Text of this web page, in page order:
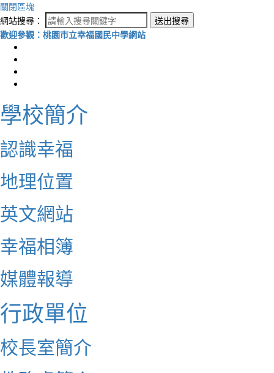
關閉區塊
網站搜尋：
送出搜尋
歡迎參觀：桃園市立幸福國民中學網站
學校簡介
認識幸福
地理位置
英文網站
幸福相簿
媒體報導
行政單位
校長室簡介